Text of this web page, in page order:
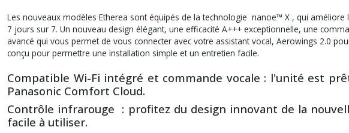
Les nouveaux modèles Etherea sont équipés de la technologie nanoe™ X , qui améliore
7 jours sur 7. Un nouveau design élégant, une efficacité A+++ exceptionnelle, une
avancé qui vous permet de vous connecter avec votre assistant vocal, Aerowings 2.0
conçu pour permettre une installation simple et un entretien facile.
Compatible Wi-Fi intégré et commande vocale : l'unité est
Panasonic Comfort Cloud.
Contrôle infrarouge : profitez du design innovant de la
facile à utiliser.